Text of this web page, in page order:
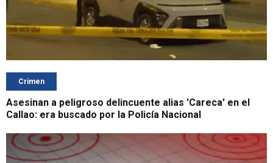
Crimen
Asesinan a peligroso delincuente alias 'Careca' en el
Callao: era buscado por la Policía Nacional